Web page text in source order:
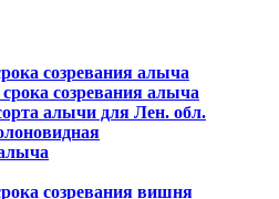
созревания алыча
созревания алыча
алычи для Лен. обл.
созревания вишня